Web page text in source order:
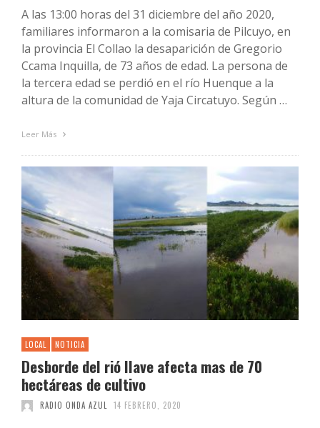
A las 13:00 horas del 31 diciembre del año 2020,
familiares informaron a la comisaria de Pilcuyo, en
la provincia El Collao la desaparición de Gregorio
Ccama Inquilla, de 73 años de edad. La persona de
la tercera edad se perdió en el río Huenque a la
altura de la comunidad de Yaja Circatuyo. Según …
Leer Más
LOCAL NOTICIA
Desborde del rió Ilave afecta mas de 70
hectáreas de cultivo
RADIO ONDA AZUL 14 FEBRERO, 2020